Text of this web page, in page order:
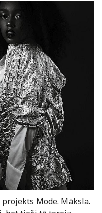
Mode. Māksla.